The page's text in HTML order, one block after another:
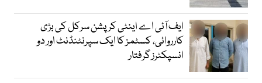
ایف آئی اے اینٹی کرپشن سرکل کی بڑی
کارروائی، کسٹمز کا ایک سپرنٹنڈنٹ اور دو
انسپکٹرز گرفتار